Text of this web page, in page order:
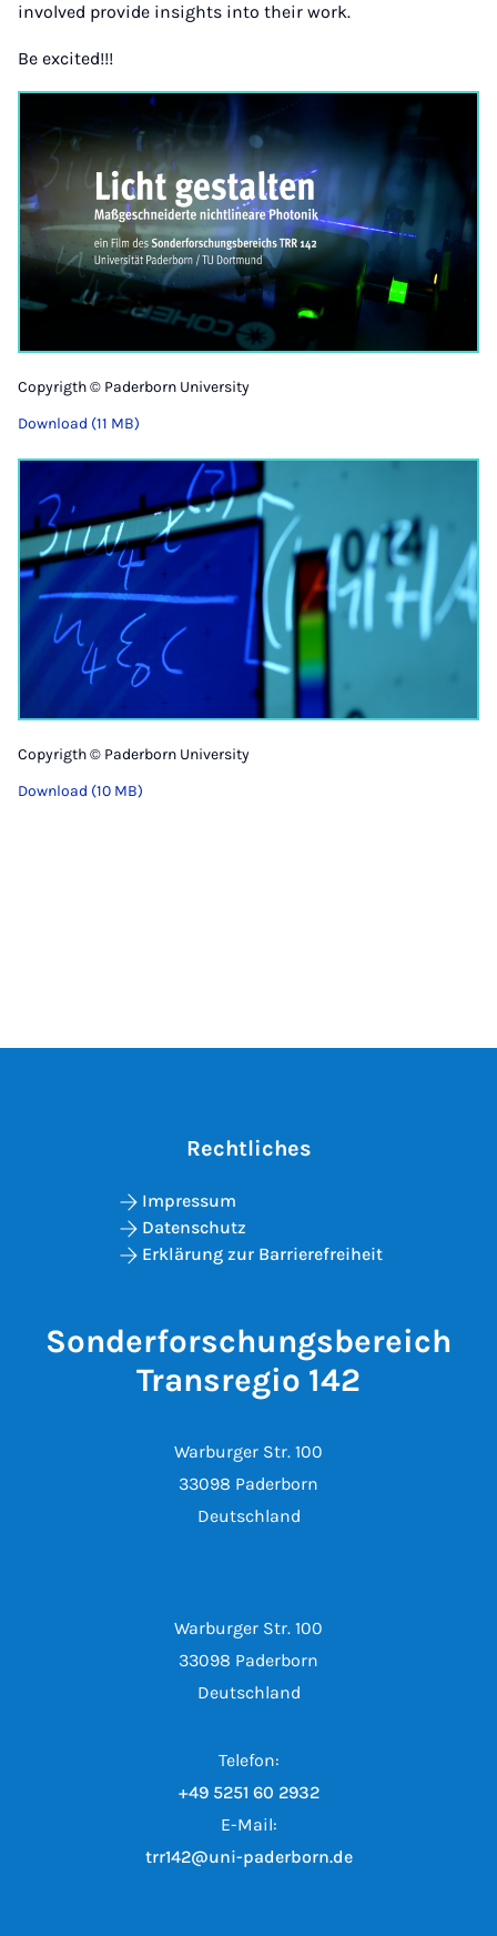
involved provide insights into their work.
Be excited!!!
Copyrigth © Paderborn University
Download (11 MB)
Copyrigth © Paderborn University
Download (10 MB)
Sonderforschungsbereich
Transregio 142
Warburger Str. 100
33098 Paderborn
Deutschland
Warburger Str. 100
33098 Paderborn
Deutschland
Telefon:
+49 5251 60 2932
E-Mail:
trr142@uni-paderborn.de
Rechtliches
Impressum
Datenschutz
Erklärung zur Barrierefreiheit